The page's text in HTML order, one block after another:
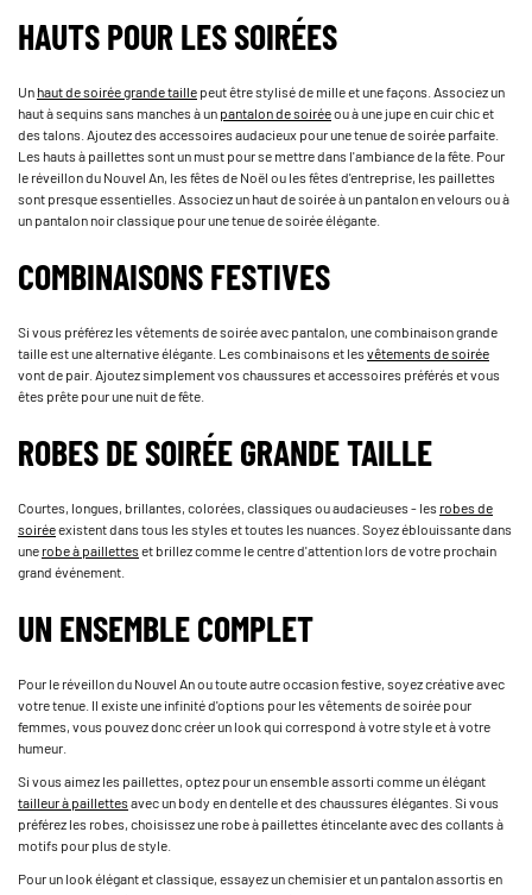
HAUTS POUR LES SOIRÉES
Unhaut de soirée grande taillepeut être stylisé de mille et une façons. Associez un
haut à sequins sans manches à unpantalon de soiréeou à une jupe en cuir chic et
des talons. Ajoutez des accessoires audacieux pour une tenue de soirée parfaite.
Les hauts à paillettes sont un must pour se mettre dans l'ambiance de la fête. Pour
le réveillon du Nouvel An, les fêtes de Noël ou les fêtes d'entreprise, les paillettes
sont presque essentielles. Associez un haut de soirée à un pantalon en velours ou à
un pantalon noir classique pour une tenue de soirée élégante.
COMBINAISONS FESTIVES
Si vous préférez les vêtements de soirée avec pantalon, une combinaison grande
taille est une alternative élégante. Les combinaisons et lesvêtements de soirée
vont de pair. Ajoutez simplement vos chaussures et accessoires préférés et vous
êtes prête pour une nuit de fête.
ROBES DE SOIRÉE GRANDE TAILLE
Courtes, longues, brillantes, colorées, classiques ou audacieuses - lesrobes de
soiréeexistent dans tous les styles et toutes les nuances. Soyez éblouissante dans
unerobe à pailletteset brillez comme le centre d'attention lors de votre prochain
grand événement.
UN ENSEMBLE COMPLET
Pour le réveillon du Nouvel An ou toute autre occasion festive, soyez créative avec
votre tenue. Il existe une infinité d'options pour les vêtements de soirée pour
femmes, vous pouvez donc créer un look qui correspond à votre style et à votre
humeur.
Si vous aimez les paillettes, optez pour un ensemble assorti comme un élégant
tailleur à paillettesavec un body en dentelle et des chaussures élégantes. Si vous
préférez les robes, choisissez une robe à paillettes étincelante avec des collants à
motifs pour plus de style.
Pour un look élégant et classique, essayez un chemisier et un pantalon assortis en